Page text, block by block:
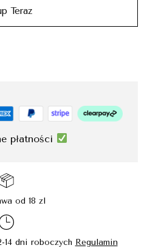
Teraz
płatności
od 18 zl
14 dni roboczych Regulamin